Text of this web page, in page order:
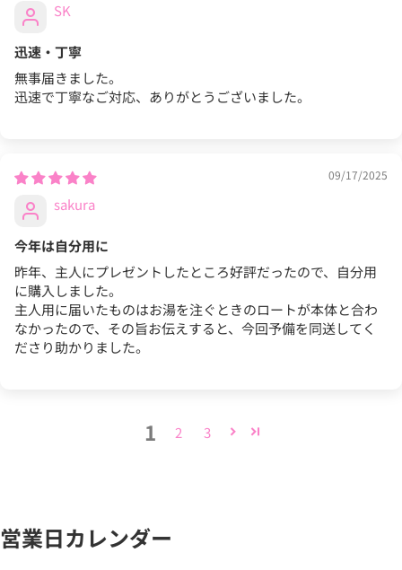
SK
迅速・丁寧
無事届きました。
迅速で丁寧なご対応、ありがとうございました。
09/17/2025
sakura
今年は自分用に
昨年、主人にプレゼントしたところ好評だったので、自分用
に購入しました。
主人用に届いたものはお湯を注ぐときのロートが本体と合わ
なかったので、その旨お伝えすると、今回予備を同送してく
ださり助かりました。
1 2 3
営業日カレンダー